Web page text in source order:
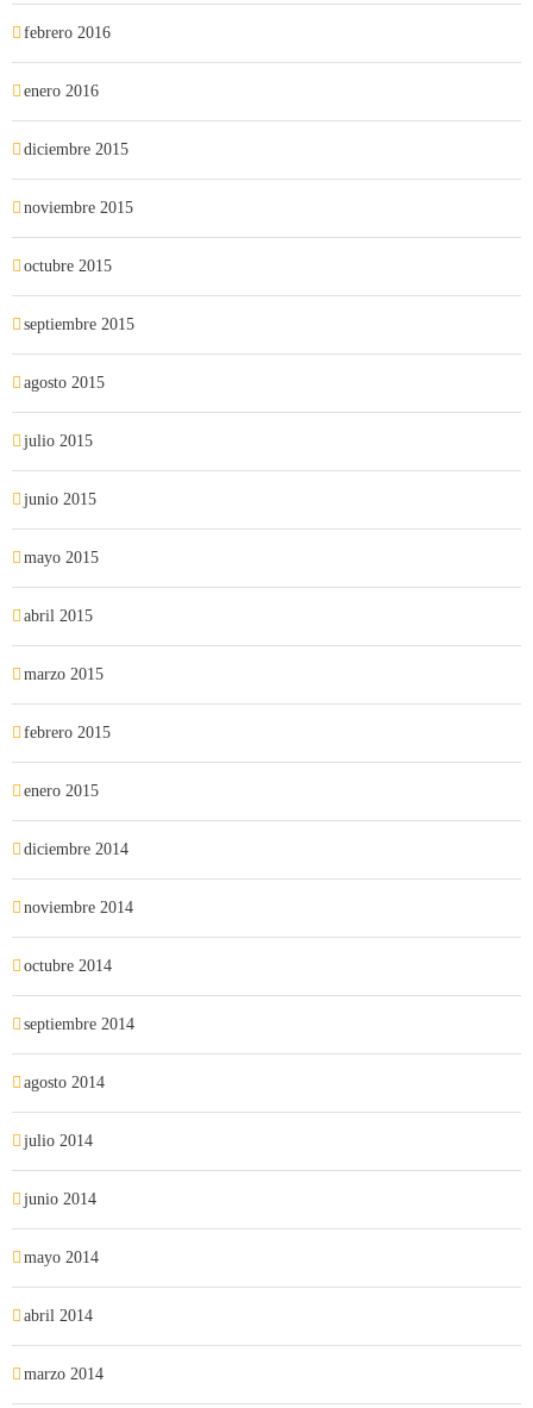
febrero 2016
enero 2016
diciembre 2015
noviembre 2015
octubre 2015
septiembre 2015
agosto 2015
julio 2015
junio 2015
mayo 2015
abril 2015
marzo 2015
febrero 2015
enero 2015
diciembre 2014
noviembre 2014
octubre 2014
septiembre 2014
agosto 2014
julio 2014
junio 2014
mayo 2014
abril 2014
marzo 2014